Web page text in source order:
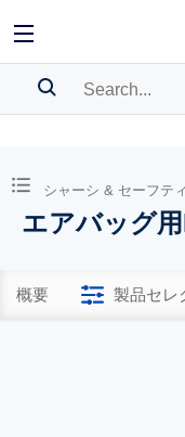
BOOKMARK
Pleaselog into show
シャーシ & セーフテ
エアバッグ
概要 製品セレ